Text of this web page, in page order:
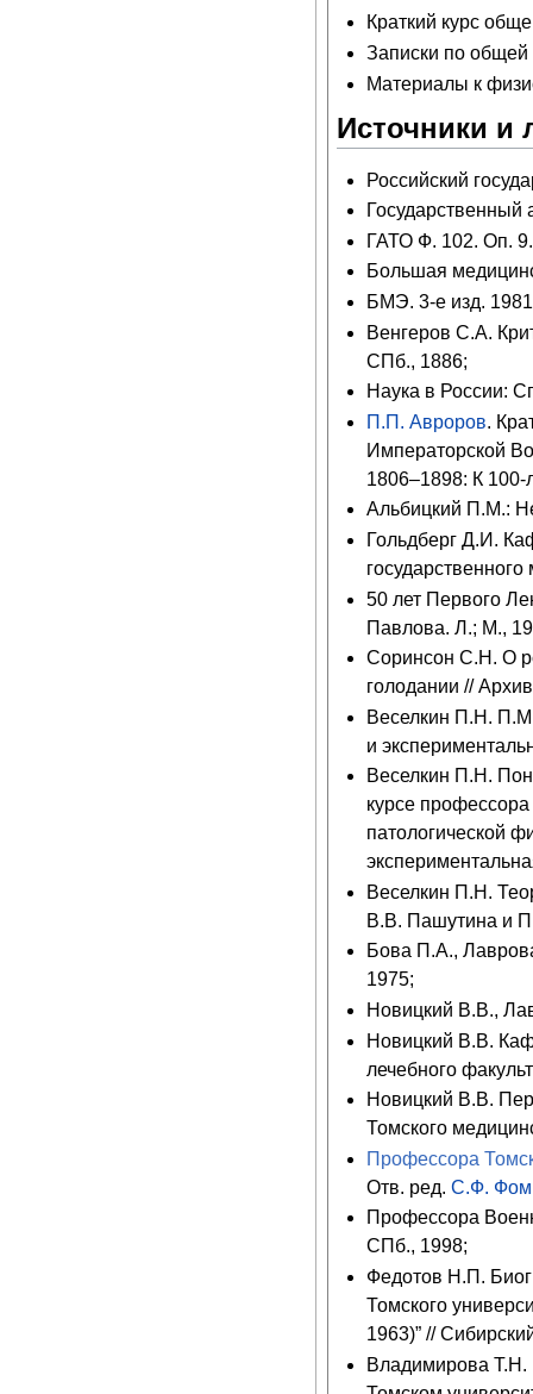
Краткий курс
Записки по
Материалы к
Источники и
Российский
ГАТО Ф. 102. Оп.
Большая
БМЭ. 3-е изд.
Венгеров С.А.
СПб., 1886;
Наука в России:
П.П. Авроров.
Императорской
1806–1898: К
Альбицкий П.М.:
Гольдберг Д.И.
50 лет Первого
Павлова. Л.; М.,
Соринсон С.Н. О
голодании //
Веселкин П.Н.
и
Веселкин П.Н.
курсе
патологической
Веселкин П.Н.
В.В. Пашутина и
Бова П.А.,
1975;
Новицкий В.В.,
Новицкий В.В.
лечебного
Новицкий В.В.
Томского
Профессора
Отв. ред.С.Ф.
Профессора
СПб., 1998;
Федотов Н.П.
Томского
1963)” //
Владимирова Т.Н.